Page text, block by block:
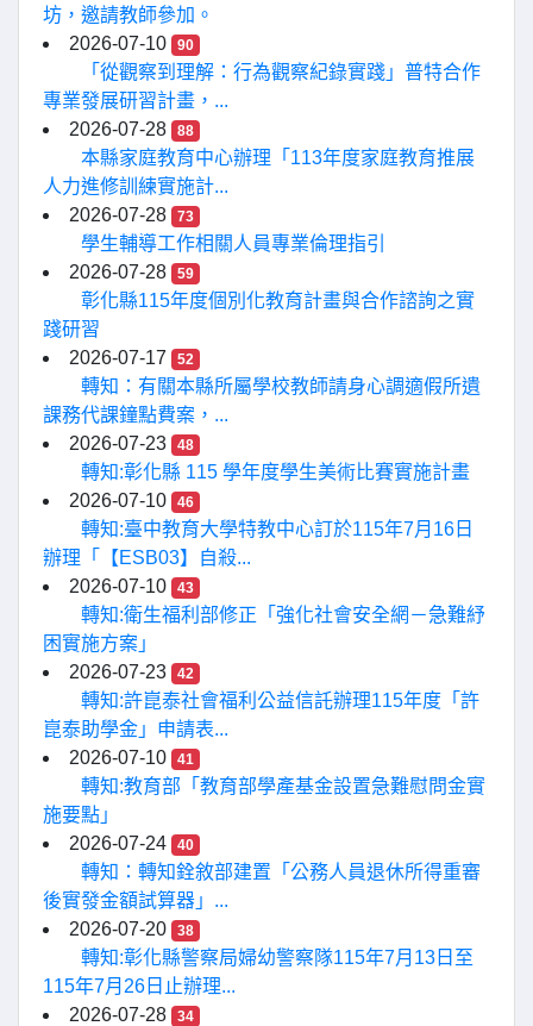
坊，邀請教師參加。
2026-07-10
90
「從觀察到理解：行為觀察紀錄實踐」普特合作
專業發展研習計畫，...
2026-07-28
88
本縣家庭教育中心辦理「113年度家庭教育推展
人力進修訓練實施計...
2026-07-28
73
學生輔導工作相關人員專業倫理指引
2026-07-28
59
彰化縣115年度個別化教育計畫與合作諮詢之實
踐研習
2026-07-17
52
轉知：有關本縣所屬學校教師請身心調適假所遺
課務代課鐘點費案，...
2026-07-23
48
轉知:彰化縣 115 學年度學生美術比賽實施計畫
2026-07-10
46
轉知:臺中教育大學特教中心訂於115年7月16日
辦理「【ESB03】自殺...
2026-07-10
43
轉知:衛生福利部修正「強化社會安全網－急難紓
困實施方案」
2026-07-23
42
轉知:許崑泰社會福利公益信託辦理115年度「許
崑泰助學金」申請表...
2026-07-10
41
轉知:教育部「教育部學產基金設置急難慰問金實
施要點」
2026-07-24
40
轉知：轉知銓敘部建置「公務人員退休所得重審
後實發金額試算器」...
2026-07-20
38
轉知:彰化縣警察局婦幼警察隊115年7月13日至
115年7月26日止辦理...
2026-07-28
34